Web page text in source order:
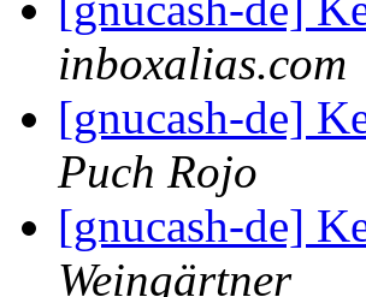
inboxalias.com
[gnucash-de]
Puch Rojo
[gnucash-de]
Weingärtner